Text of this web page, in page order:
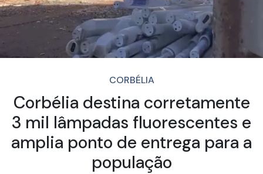
CORBÉLIA
Corbélia destina corretamente
3 mil lâmpadas fluorescentes e
amplia ponto de entrega para a
população